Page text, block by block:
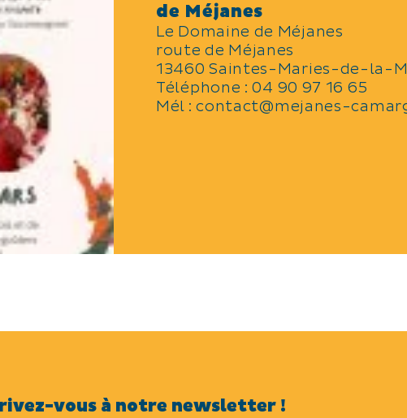
de Méjanes
Le Domaine de Méjanes
route de Méjanes
13460 Saintes-Maries-de-la-
Téléphone :04 90 97 16 65
Mél :contact@mejanes-
vous à notre newsletter !